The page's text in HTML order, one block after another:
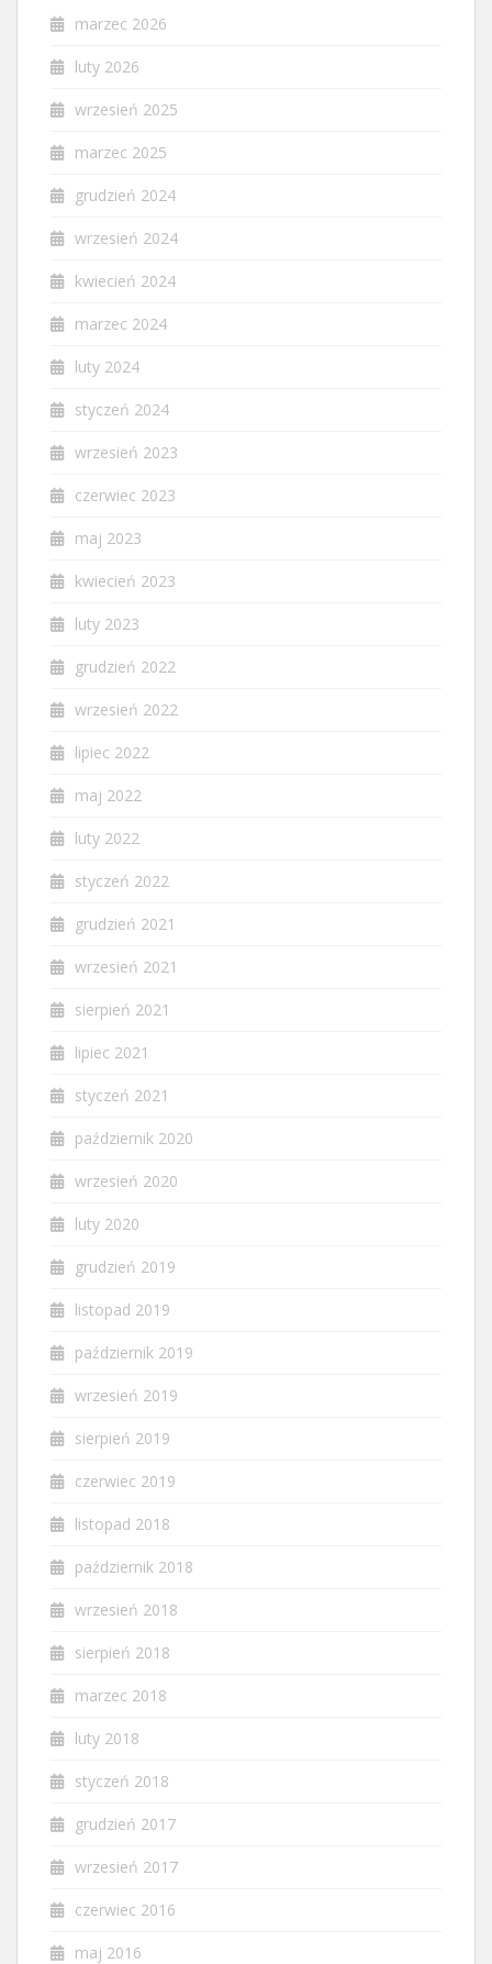
marzec 2026
luty 2026
wrzesień 2025
marzec 2025
grudzień 2024
wrzesień 2024
kwiecień 2024
marzec 2024
luty 2024
styczeń 2024
wrzesień 2023
czerwiec 2023
maj 2023
kwiecień 2023
luty 2023
grudzień 2022
wrzesień 2022
lipiec 2022
maj 2022
luty 2022
styczeń 2022
grudzień 2021
wrzesień 2021
sierpień 2021
lipiec 2021
styczeń 2021
październik 2020
wrzesień 2020
luty 2020
grudzień 2019
listopad 2019
październik 2019
wrzesień 2019
sierpień 2019
czerwiec 2019
listopad 2018
październik 2018
wrzesień 2018
sierpień 2018
marzec 2018
luty 2018
styczeń 2018
grudzień 2017
wrzesień 2017
czerwiec 2016
maj 2016